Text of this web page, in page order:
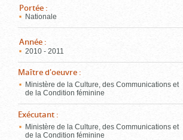
Portée :
Nationale
Année :
2010 - 2011
Maître d'oeuvre :
Ministère de la Culture, des Communications et
de la Condition féminine
Exécutant :
Ministère de la Culture, des Communications et
de la Condition féminine